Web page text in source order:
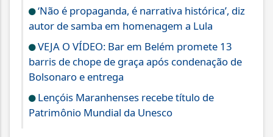
‘Não é propaganda, é narrativa histórica’, diz
autor de samba em homenagem a Lula
VEJA O VÍDEO: Bar em Belém promete 13
barris de chope de graça após condenação de
Bolsonaro e entrega
Lençóis Maranhenses recebe título de
Patrimônio Mundial da Unesco